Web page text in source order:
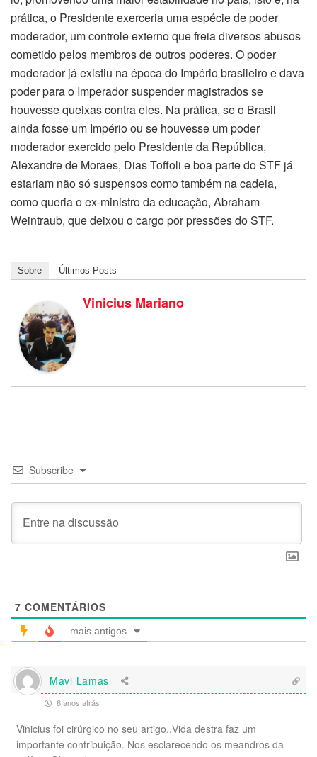
prática, o Presidente exerceria uma espécie de poder
moderador, um controle externo que freia diversos abusos
cometido pelos membros de outros poderes. O poder
moderador já existiu na época do Império brasileiro e dava
poder para o Imperador suspender magistrados se
houvesse queixas contra eles. Na prática, se o Brasil
ainda fosse um Império ou se houvesse um poder
moderador exercido pelo Presidente da República,
Alexandre de Moraes, Dias Toffoli e boa parte do STF já
estariam não só suspensos como também na cadeia,
como queria o ex-ministro da educação, Abraham
Weintraub, que deixou o cargo por pressões do STF.
Sobre Últimos Posts
Vinicius Mariano
Subscribe
7 COMENTÁRIOS
mais antigos
Mavi Lamas
6 anos atrás
Vinicius foi cirúrgico no seu artigo..Vida destra faz um
importante contribuição. Nos esclarecendo os meandros da